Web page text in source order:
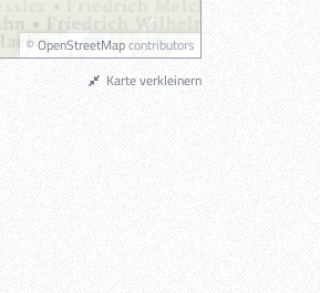
© OpenStreetMapcontributors
Karte verkleinern